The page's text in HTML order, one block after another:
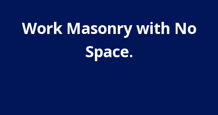
Work Masonry with No
Space.